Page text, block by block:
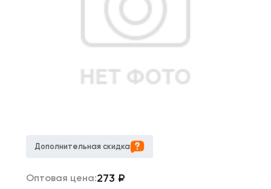
Дополнительная скидка
Оптовая цена:273 ₽